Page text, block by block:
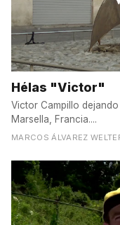
Hélas "Victor"
Victor Campillo
Marsella, Francia....
MARCOS ÁLVAREZ